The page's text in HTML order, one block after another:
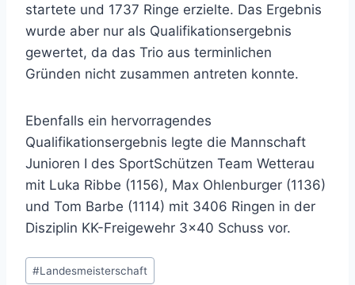
startete und 1737 Ringe erzielte. Das Ergebnis
wurde aber nur als Qualifikationsergebnis
gewertet, da das Trio aus terminlichen
Gründen nicht zusammen antreten konnte.
Ebenfalls ein hervorragendes
Qualifikationsergebnis legte die Mannschaft
Junioren I des SportSchützen Team Wetterau
mit Luka Ribbe (1156), Max Ohlenburger (1136)
und Tom Barbe (1114) mit 3406 Ringen in der
Disziplin KK-Freigewehr 3×40 Schuss vor.
Schlagworte:
#Landesmeisterschaft